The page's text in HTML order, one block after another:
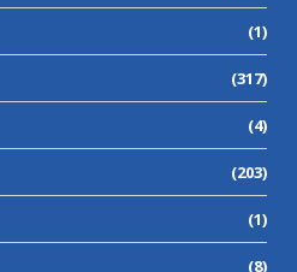
(1)
(317)
(4)
(203)
(1)
(8)